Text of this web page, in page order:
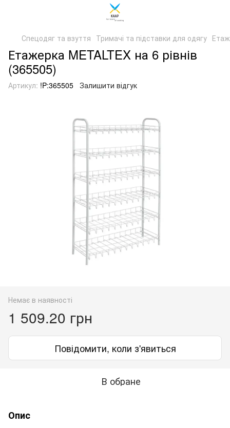
Спецодяг та взуття Тримачі та підставки для одягу
Етажерка METALTEX на 6 рівнів
(365505)
Артикул: !P:365505 Залишити відгук
Немає в наявності
1 509.20 грн
Повідомити, коли з'явиться
В обране
Опис